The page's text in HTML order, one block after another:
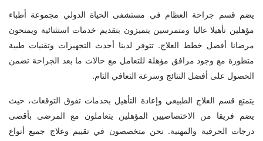
يضم قسم جراحة العظام في مستشفى الحياة الدولي مجموعة أطباء
مؤهلين تأهيلا عاليا ومتمرسين يتميزون بتقديم خدمات استثنائية ويمنحون
مرضانا أفضل خطط العلاج. تتوفر لدينا أحدث التجهيزات وتقنيات طبية
متطورة مع وجود مرافق مؤهلة للتعامل مع حالات ما بعد الجراحة تضمن
الحصول على أفضل النتائج وسرعة التعافي التام.
يتمتع قسم العلاج الطبيعي وإعادة التأهيل بخدمات تفوق التوقعات، حيث
يضم فريقا من الاختصاصيين المؤهلين يتعاملون مع المرضى بأقصى
درجات الحرفية والمهنية. نحن متخصصون في تقييم وعلاج جميع أنواع